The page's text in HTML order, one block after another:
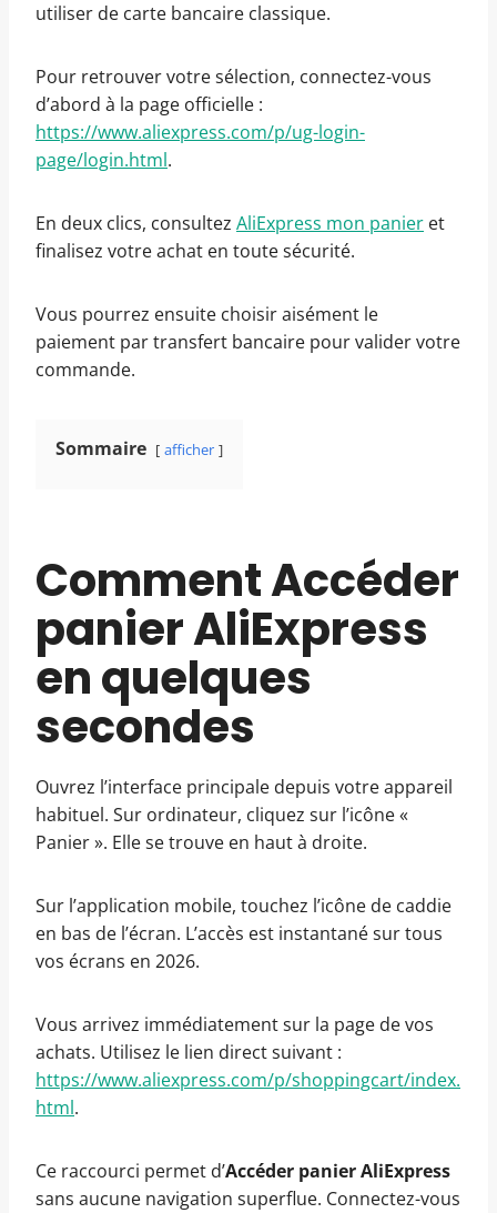
utiliser de carte bancaire classique.
Pour retrouver votre sélection, connectez-vous
d’abord à la page officielle :
https://www.aliexpress.com/p/ug-login-
page/login.html.
En deux clics, consultez AliExpress mon panier et
finalisez votre achat en toute sécurité.
Vous pourrez ensuite choisir aisément le
paiement par transfert bancaire pour valider votre
commande.
Sommaire afficher
Comment Accéder
panier AliExpress
en quelques
secondes
Ouvrez l’interface principale depuis votre appareil
habituel. Sur ordinateur, cliquez sur l’icône «
Panier ». Elle se trouve en haut à droite.
Sur l’application mobile, touchez l’icône de caddie
en bas de l’écran. L’accès est instantané sur tous
vos écrans en 2026.
Vous arrivez immédiatement sur la page de vos
achats. Utilisez le lien direct suivant :
https://www.aliexpress.com/p/shoppingcart/index.
html.
Ce raccourci permet d’Accéder panier AliExpress
sans aucune navigation superflue. Connectez-vous